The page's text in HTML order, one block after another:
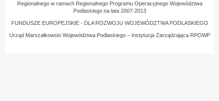
Regionalnego w ramach Regionalnego Programu Operacyjnego Województwa
Podlaskiego na lata 2007-2013
FUNDUSZE EUROPEJSKIE - DLA ROZWOJU WOJEWÓDZTWA PODLASKIEGO
Urząd Marszałkowski Województwa Podlaskiego – Instytucja Zarządzająca RPOWP